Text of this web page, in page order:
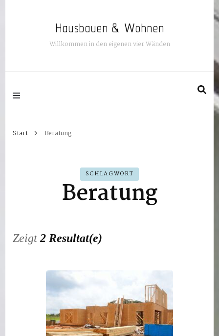
Hausbauen & Wohnen
Willkommen in den eigenen vier Wänden
Start Beratung
SCHLAGWORT
Beratung
Zeigt2 Resultat(e)